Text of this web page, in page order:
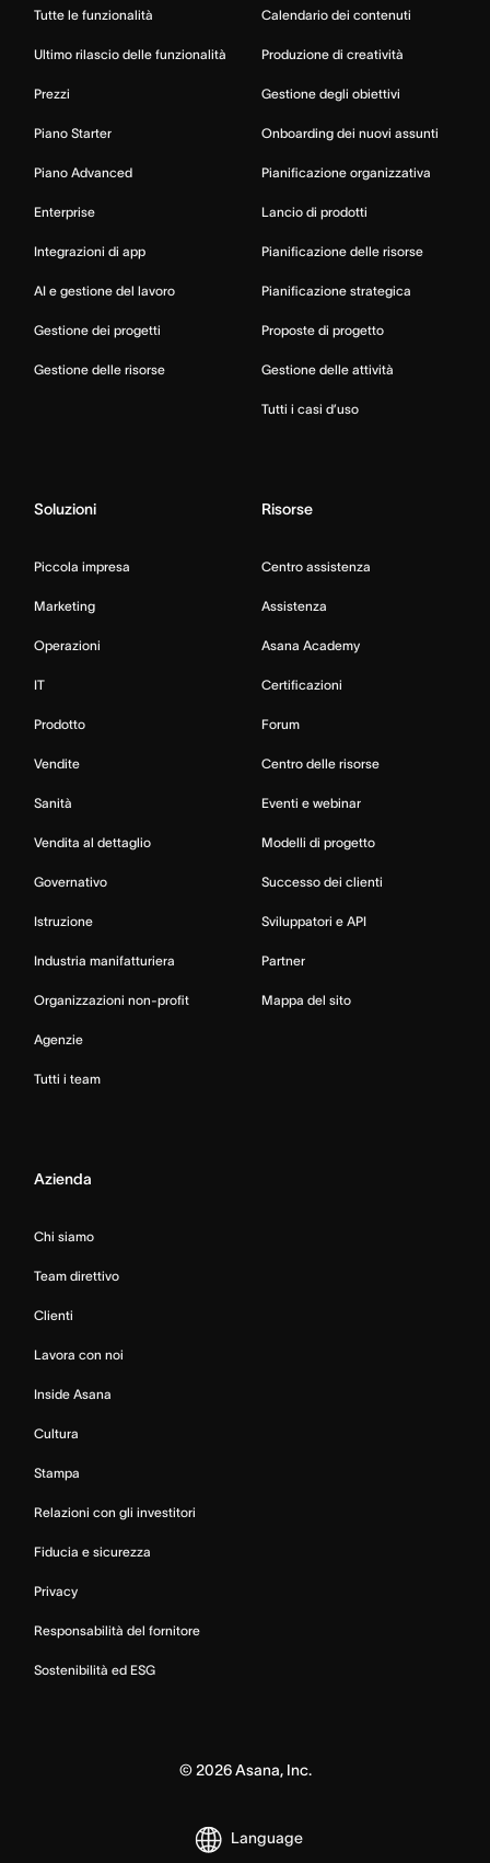
Tutte le funzionalità
Ultimo rilascio delle funzionalità
Prezzi
Piano Starter
Piano Advanced
Enterprise
Integrazioni di app
AI e gestione del lavoro
Gestione dei progetti
Gestione delle risorse
Calendario dei contenuti
Produzione di creatività
Gestione degli obiettivi
Onboarding dei nuovi assunti
Pianificazione organizzativa
Lancio di prodotti
Pianificazione delle risorse
Pianificazione strategica
Proposte di progetto
Gestione delle attività
Tutti i casi d’uso
Soluzioni
Piccola impresa
Marketing
Operazioni
IT
Prodotto
Vendite
Sanità
Vendita al dettaglio
Governativo
Istruzione
Industria manifatturiera
Organizzazioni non-profit
Agenzie
Tutti i team
Risorse
Centro assistenza
Assistenza
Asana Academy
Certificazioni
Forum
Centro delle risorse
Eventi e webinar
Modelli di progetto
Successo dei clienti
Sviluppatori e API
Partner
Mappa del sito
Azienda
Chi siamo
Team direttivo
Clienti
Lavora con noi
Inside Asana
Cultura
Stampa
Relazioni con gli investitori
Fiducia e sicurezza
Privacy
Responsabilità del fornitore
Sostenibilità ed ESG
© 2026Asana, Inc.
Language